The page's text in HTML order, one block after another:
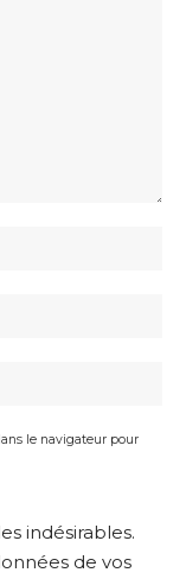
le navigateur pour
indésirables.
de vos